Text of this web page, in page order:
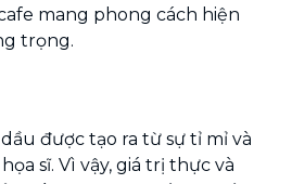
mang phong cách hiện
trọng.
được tạo ra từ sự tỉ mỉ và
sĩ. Vì vậy, giá trị thực và